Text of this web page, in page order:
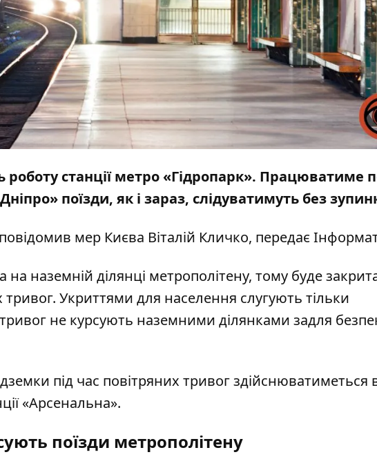
роботу станції метро «Гідропарк». Працюватиме
поїзди, як і зараз, слідуватимуть без
повідомив мер Києва Віталій Кличко, передає
на наземній ділянці метрополітену, тому буде
тривог. Укриттями для населення слугують тільки
тривог не курсують наземними ділянками задля
під час повітряних тривог здійснюватиметься
«Арсенальна».
поїзди метрополітену